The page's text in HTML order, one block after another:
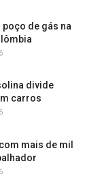
de gás na
divide
carros
mais de mil